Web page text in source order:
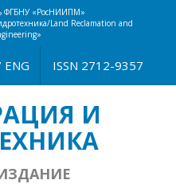
ФГБНУ «РосНИИПМ»
Land Reclamation and
ISSN 2712-9357
ENG
И